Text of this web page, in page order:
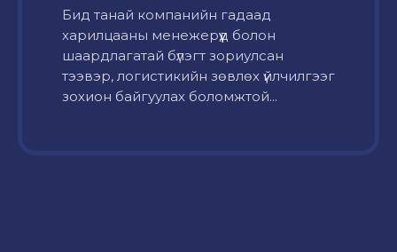
Бид танай компанийн гадаад
харилцааны менежерүүд болон
шаардлагатай бүлэгт зориулсан
тээвэр, логистикийн зөвлөх үйлчилгээг
зохион байгуулах боломжтой...